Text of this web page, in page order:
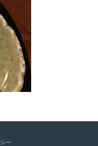
ー